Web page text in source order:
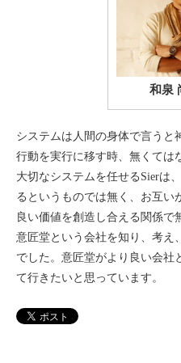
和泉
システムは人間の身体で言うと
行動を実行に移す時、無くては
大切なシステムを任せるSierは
るというものでは無く、お互い
良い価値を創造し合える関係で
意匠堂という会社を知り、考え
でした。意匠堂がより良い会社
て行きたいと思っています。